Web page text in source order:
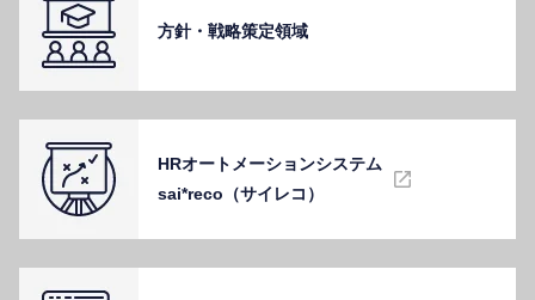
⽅針・戦略策定領域
HRオートメーションシステム
sai*reco（サイレコ）